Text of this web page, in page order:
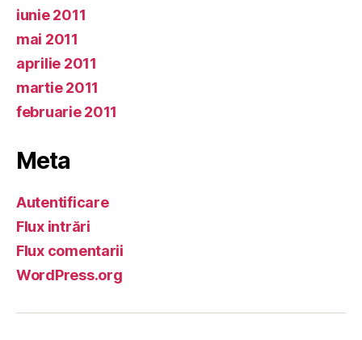
iunie 2011
mai 2011
aprilie 2011
martie 2011
februarie 2011
Meta
Autentificare
Flux intrări
Flux comentarii
WordPress.org